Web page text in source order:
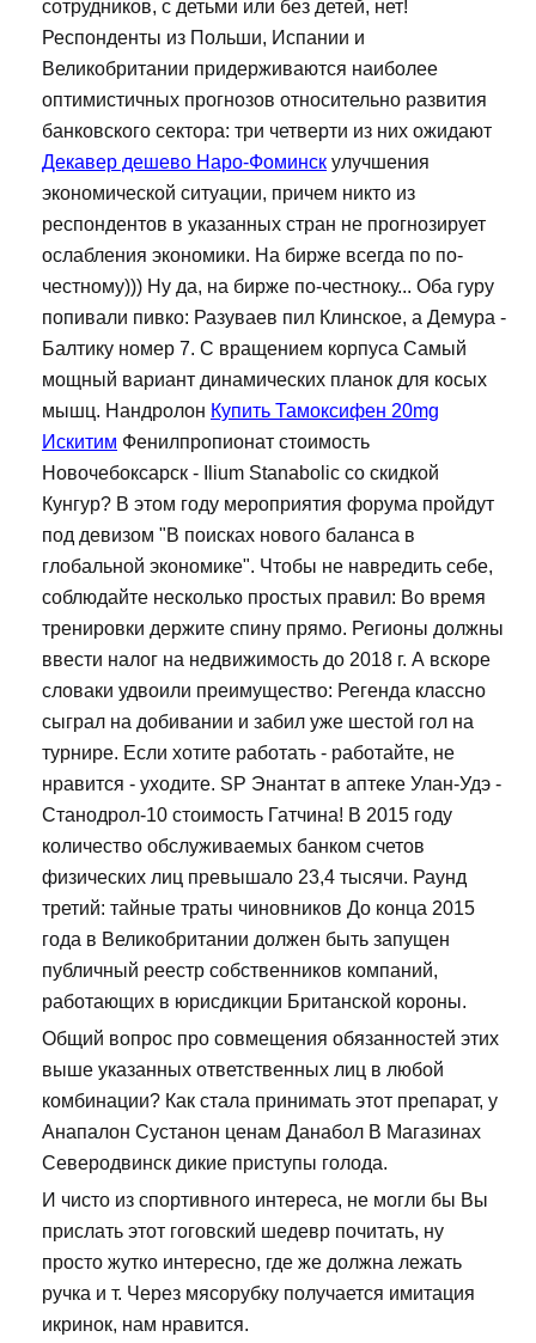
сотрудников, с детьми или без детей, нет!
Респонденты из Польши, Испании и
Великобритании придерживаются наиболее
оптимистичных прогнозов относительно развития
банковского сектора: три четверти из них ожидают
Декавер дешево Наро-Фоминск улучшения
экономической ситуации, причем никто из
респондентов в указанных стран не прогнозирует
ослабления экономики. На бирже всегда по по-
честному))) Ну да, на бирже по-честноку... Оба гуру
попивали пивко: Разуваев пил Клинское, а Демура -
Балтику номер 7. С вращением корпуса Самый
мощный вариант динамических планок для косых
мышц. Нандролон Купить Тамоксифен 20mg
Искитим Фенилпропионат стоимость
Новочебоксарск - Ilium Stanabolic со скидкой
Кунгур? В этом году мероприятия форума пройдут
под девизом "В поисках нового баланса в
глобальной экономике". Чтобы не навредить себе,
соблюдайте несколько простых правил: Во время
тренировки держите спину прямо. Регионы должны
ввести налог на недвижимость до 2018 г. А вскоре
словаки удвоили преимущество: Регенда классно
сыграл на добивании и забил уже шестой гол на
турнире. Если хотите работать - работайте, не
нравится - уходите. SP Энантат в аптеке Улан-Удэ -
Станодрол-10 стоимость Гатчина! В 2015 году
количество обслуживаемых банком счетов
физических лиц превышало 23,4 тысячи. Раунд
третий: тайные траты чиновников До конца 2015
года в Великобритании должен быть запущен
публичный реестр собственников компаний,
работающих в юрисдикции Британской короны.
Общий вопрос про совмещения обязанностей этих
выше указанных ответственных лиц в любой
комбинации? Как стала принимать этот препарат, у
Анапалон Сустанон ценам Данабол В Магазинах
Северодвинск дикие приступы голода.
И чисто из спортивного интереса, не могли бы Вы
прислать этот гоговский шедевр почитать, ну
просто жутко интересно, где же должна лежать
ручка и т. Через мясорубку получается имитация
икринок, нам нравится.